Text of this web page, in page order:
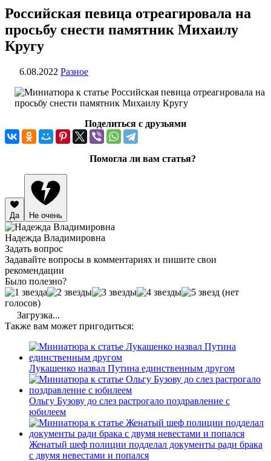
Российская певица отреагировала на
просьбу снести памятник Михаилу
Кругу
6.08.2022 Разное
Поделиться с друзьями
Помогла ли вам статья?
Да Не очень
Надежда Владимировна
Задать вопрос
Задавайте вопросы в комментариях и пишите свои
рекомендации
Было полезно?
(нет
голосов)
Загрузка...
Также вам может пригодиться:
Лукашенко назвал Путина единственным другом
Ольгу Бузову до слез растрогало поздравление с
юбилеем
Женатый шеф полиции подделал документы ради брака
с двумя невестами и попался